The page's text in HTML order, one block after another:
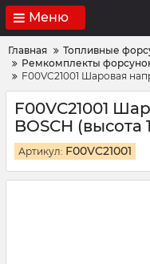
Меню
Главная
Топливные
Ремкомплекты
F00VC21001 Шаровая
F00VC21001
BOSCH (высота
Артикул: F00VC21001